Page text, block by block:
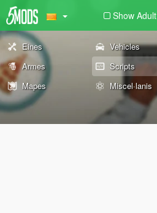
Show Adult
Eines Vehicles
Armes
Scripts
Mapes
Miscel·lanis